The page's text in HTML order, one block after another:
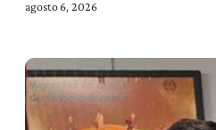
agosto 6, 2026